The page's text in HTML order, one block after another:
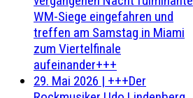
WM-Siege eingefahren und
treffen am Samstag in Miami
zum Viertelfinale
aufeinander+++
29. Mai 2026 | +++Der